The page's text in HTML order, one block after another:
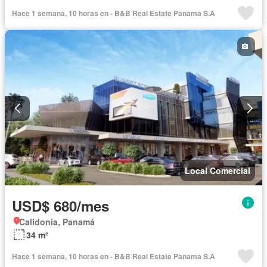
Hace 1 semana, 10 horas en - B&B Real Estate Panama S.A
Local Comercial
USD$ 680/mes
Calidonia, Panamá
34 m²
Hace 1 semana, 10 horas en - B&B Real Estate Panama S.A